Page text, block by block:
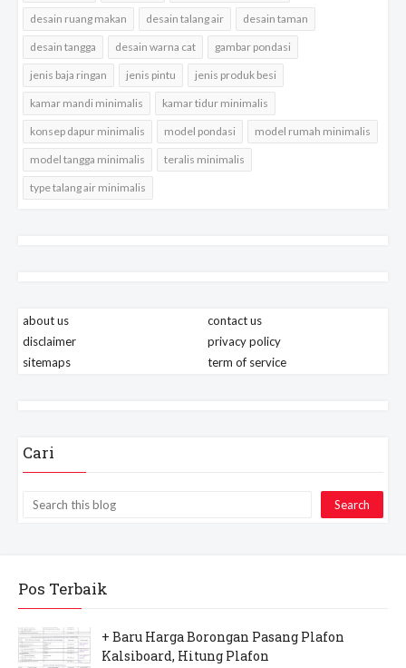
desain ruang makan desain talang air desain taman
desain tangga desain warna cat gambar pondasi
jenis baja ringan jenis pintu jenis produk besi
kamar mandi minimalis kamar tidur minimalis
konsep dapur minimalis model pondasi model rumah minimalis
model tangga minimalis teralis minimalis
type talang air minimalis
about us
contact us
disclaimer
privacy policy
sitemaps
term of service
Cari
Pos Terbaik
+ Baru Harga Borongan Pasang Plafon
Kalsiboard, Hitung Plafon